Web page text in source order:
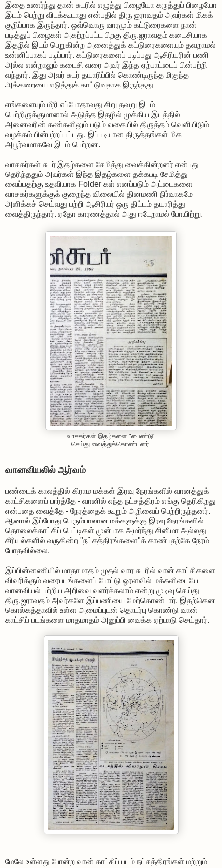
இதை உணர்ந்து தான் சுடரில் எழுத்து பிழையோ கருத்துப் பிழையோ
இடம் பெற்று விடக்கூடாது என்பதில் திரு ஐராவதம் அவர்கள் மிகக்
குறிப்பாக இருந்தார். ஒவ்வொரு வாரமும் கட்டுரைகளை நான்
படித்துப் பிழைகள் அகற்றப்பட்ட பிறகு திரு.ஐராவதம் கடைசியாக
இதழில் இடம் பெறுகின்ற அனைத்துக் கட்டுரைகளையும் தவறாமல்
உன்னிப்பாகப் படிப்பார். கட்டுரைகளைப் படிப்பது ஆசிரியரின் பணி
அல்ல என்றாலும் கடைசி வரை அவர் இந்த ஏற்பாட்டைப் பின்பற்றி
வந்தார். இது அவர் சுடர் தயாரிப்பில் கொண்டிருந்த மிகுந்த
அக்கறையை எடுத்துக் காட்டுவதாக இருந்தது.
எங்களையும் மீறி எப்போதாவது சிறு தவறு இடம்
பெற்றிருக்குமானால் அடுத்த இதழில் முக்கிய இடத்தில்
அனைவரின் கண்களிலும் படும் வகையில் திருத்தம் வெளியிடும்
வழக்கம் பின்பற்றப்பட்டது. இப்படியான திருத்தங்கள் மிக
அபூர்வமாகவே இடம் பெற்றன.
வாசகர்கள் சுடர் இதழ்களை சேமித்து வைக்கின்றனர் என்பது
தெரிந்ததும் அவர்கள் இந்த இதழ்களை தக்கபடி சேமித்து
வைப்பதற்கு உதவியாக Folder கள் எனப்படும் அட்டைகளை
வாசகர்களுக்குக் குறைந்த விலையில் தினமணி நிர்வாகமே
அளிக்கச் செய்வது பற்றி ஆசிரியர் ஒரு திட்டம் தயாரித்து
வைத்திருந்தார். ஏதோ காரணத்தால் அது ஈடேறாமல் போயிற்று.
வாசகர்கள் இதழ்களை "பைண்டு"
செய்து வைத்துக்கொண்டனர்.
வானவியலில் ஆர்வம்
பண்டைக் காலத்தில் கிராம மக்கள் இரவு நேரங்களில் வானத்துக்
காட்சிகளைப் பார்த்தே - வானில் எந்த நட்சத்திரம் எங்கு தெரிகிறது
என்பதை வைத்தே - நேரத்தைக் கூறும் அறிவைப் பெற்றிருந்தனர்.
ஆனால் இப்போது பெரும்பாலான மக்களுக்கு இரவு நேரங்களில்
தொலைக்காட்சிப் பெட்டிகள் முன்பாக அமர்ந்து சினிமா அல்லது
சீரியல்களில் வருகின்ற "நட்சத்திரங்களை"க் காண்பதற்கே நேரம்
போதவில்லை.
இப்பின்னணியில் மாதாமாதம் முதல் வார சுடரில் வான் காட்சிகளை
விவரிக்கும் வரைபடங்களைப் போட்டு ஓரளவில் மக்களிடையே
வானவியல் பற்றிய அறிவை வளர்க்கலாம் என்று முடிவு செய்து
திரு.ஐராவதம் அவர்களே இப்பணியை மேற்கொண்டார். இதற்கென
கொல்கத்தாவில் உள்ள அமைப்புடன் தொடர்பு கொண்டு வான்
காட்சிப் படங்களை மாதமாதம் அனுப்பி வைக்க ஏற்பாடு செய்தார்.
மேலே உள்ளது போன்ற வான் காட்சிப் படம் நட்சத்திரங்கள் மற்றும்